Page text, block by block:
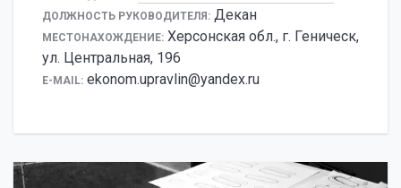
ДОЛЖНОСТЬ РУКОВОДИТЕЛЯ: Декан
МЕСТОНАХОЖДЕНИЕ: Херсонская обл., г. Геническ,
ул. Центральная, 196
E-MAIL: ekonom.upravlin@yandex.ru